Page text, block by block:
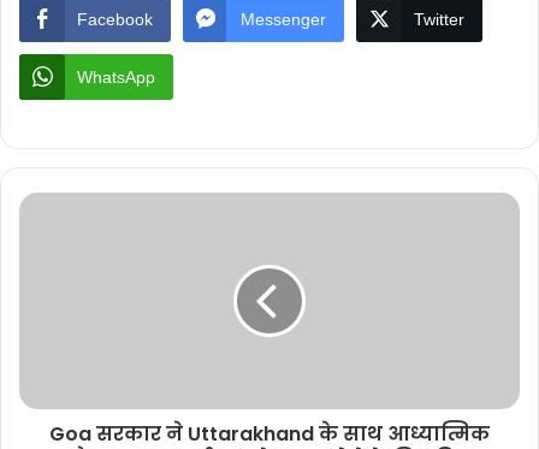
Facebook Messenger Twitter
WhatsApp
Goa सरकार ने Uttarakhand के साथ आध्यात्मिक